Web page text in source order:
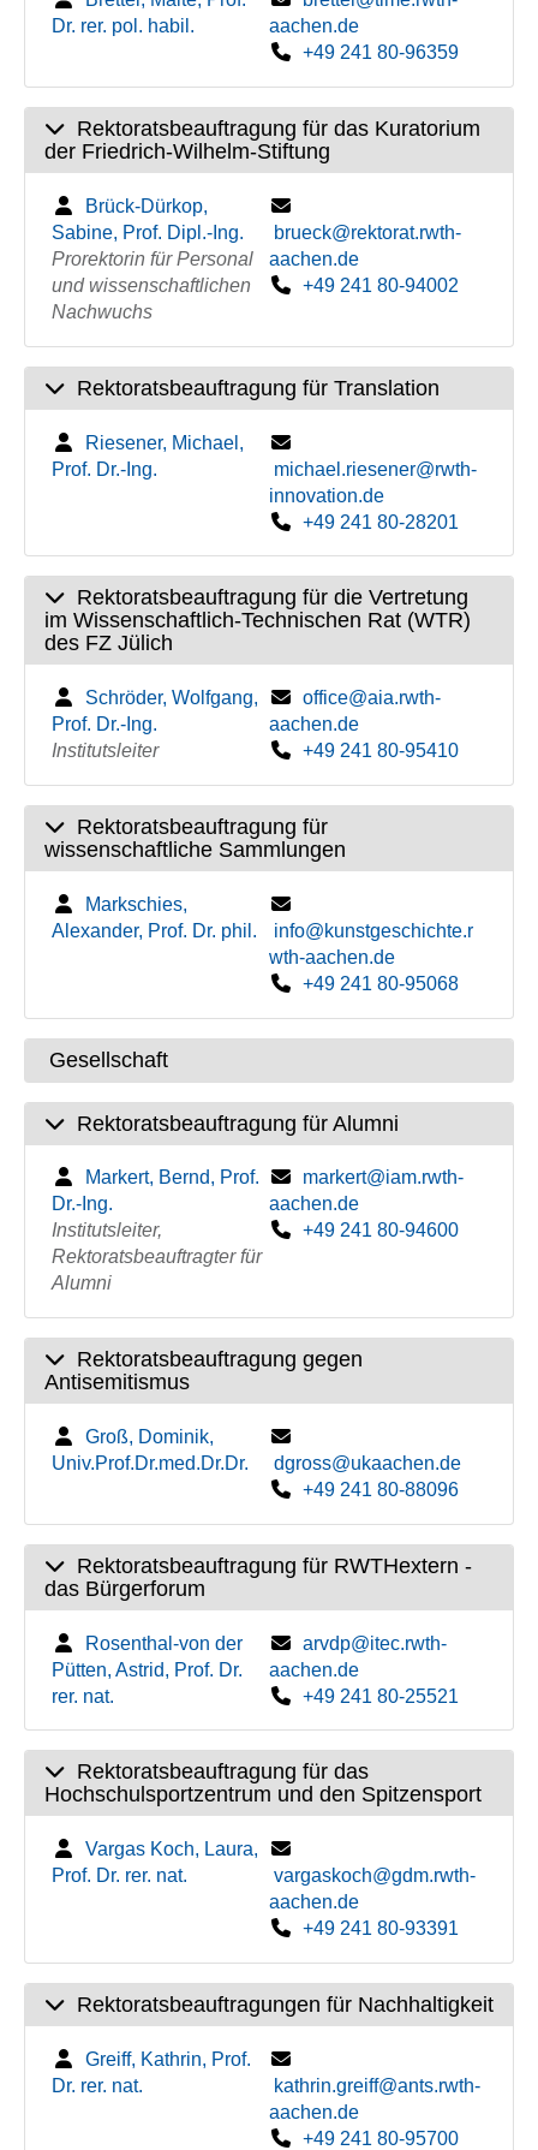
Dr. rer. pol. habil.
aachen.de
+49 241 80-96359
Rektoratsbeauftragung für das Kuratorium
der Friedrich-Wilhelm-Stiftung
Brück-Dürkop,
Sabine, Prof. Dipl.-Ing.
Prorektorin für Personal
und wissenschaftlichen
Nachwuchs
brueck@rektorat.rwth-
aachen.de
+49 241 80-94002
Rektoratsbeauftragung für Translation
Riesener, Michael,
Prof. Dr.-Ing.
michael.riesener@rwth-
innovation.de
+49 241 80-28201
Rektoratsbeauftragung für die Vertretung
im Wissenschaftlich-Technischen Rat (WTR)
des FZ Jülich
Schröder, Wolfgang,
Prof. Dr.-Ing.
Institutsleiter
office@aia.rwth-
aachen.de
+49 241 80-95410
Rektoratsbeauftragung für
wissenschaftliche Sammlungen
Markschies,
Alexander, Prof. Dr. phil.
info@kunstgeschichte.r
wth-aachen.de
+49 241 80-95068
Gesellschaft
Rektoratsbeauftragung für Alumni
Markert, Bernd, Prof.
Dr.-Ing.
Institutsleiter,
Rektoratsbeauftragter für
Alumni
markert@iam.rwth-
aachen.de
+49 241 80-94600
Rektoratsbeauftragung gegen
Antisemitismus
Groß, Dominik,
Univ.Prof.Dr.med.Dr.Dr.
dgross@ukaachen.de
+49 241 80-88096
Rektoratsbeauftragung für RWTHextern -
das Bürgerforum
Rosenthal-von der
Pütten, Astrid, Prof. Dr.
rer. nat.
arvdp@itec.rwth-
aachen.de
+49 241 80-25521
Rektoratsbeauftragung für das
Hochschulsportzentrum und den Spitzensport
Vargas Koch, Laura,
Prof. Dr. rer. nat.
vargaskoch@gdm.rwth-
aachen.de
+49 241 80-93391
Rektoratsbeauftragungen für Nachhaltigkeit
Greiff, Kathrin, Prof.
Dr. rer. nat.
kathrin.greiff@ants.rwth-
aachen.de
+49 241 80-95700